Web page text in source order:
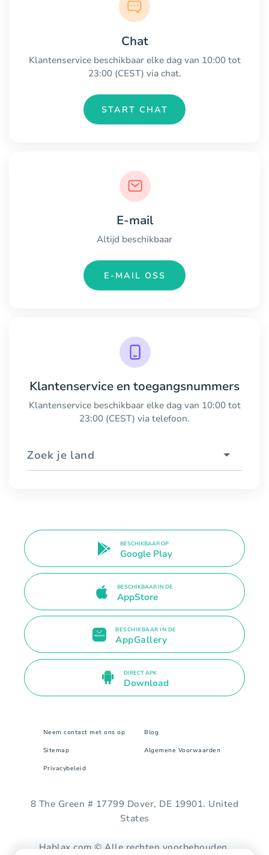
Chat
Klantenservice beschikbaar elke dag van 10:00 tot
23:00 (CEST) via chat.
START CHAT
E-mail
Altijd beschikbaar
E-MAIL OSS
Klantenservice en toegangsnummers
Klantenservice beschikbaar elke dag van 10:00 tot
23:00 (CEST) via telefoon.
Zoek je land
BESCHIKBAAR OP
Google Play
BESCHIKBAAR IN DE
AppStore
BESCHIKBAAR IN DE
AppGallery
DIRECT APK
Download
Neem contact met ons op Blog
Sitemap Algemene Voorwaarden
Privacybeleid
8 The Green # 17799 Dover, DE 19901. United
States
Hablax.com © Alle rechten voorbehouden.